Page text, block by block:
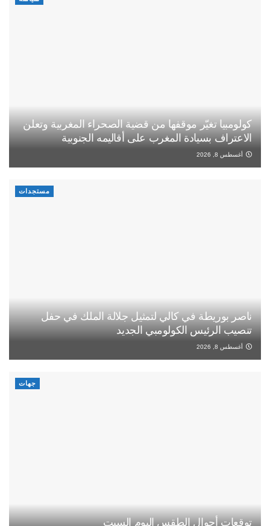
كولومبيا تغيّر موقفها من قضية الصحراء المغربية وتعلن
الاعتراف بسيادة المغرب على أقاليمه الجنوبية
أغسطس 8, 2026
مستجدات
ناصر بوريطة في كالي لتمثيل جلالة الملك في حفل
تنصيب الرئيس الكولومبي الجديد
أغسطس 8, 2026
جهات
توقعات أحوال الطقس اليوم السبت